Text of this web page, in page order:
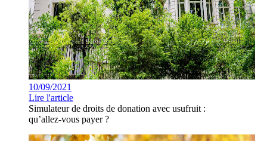
10/09/2021
Lire l'article
Simulateur de droits de donation avec usufruit :
qu’allez-vous payer ?